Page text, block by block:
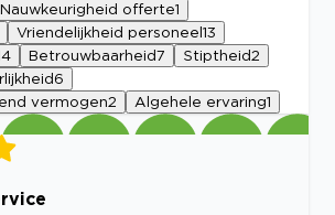
Nauwkeurigheid offerte1
Vriendelijkheid personeel 13
Betrouwbaarheid7 Stiptheid2
6
vermogen2 Algehele ervaring1